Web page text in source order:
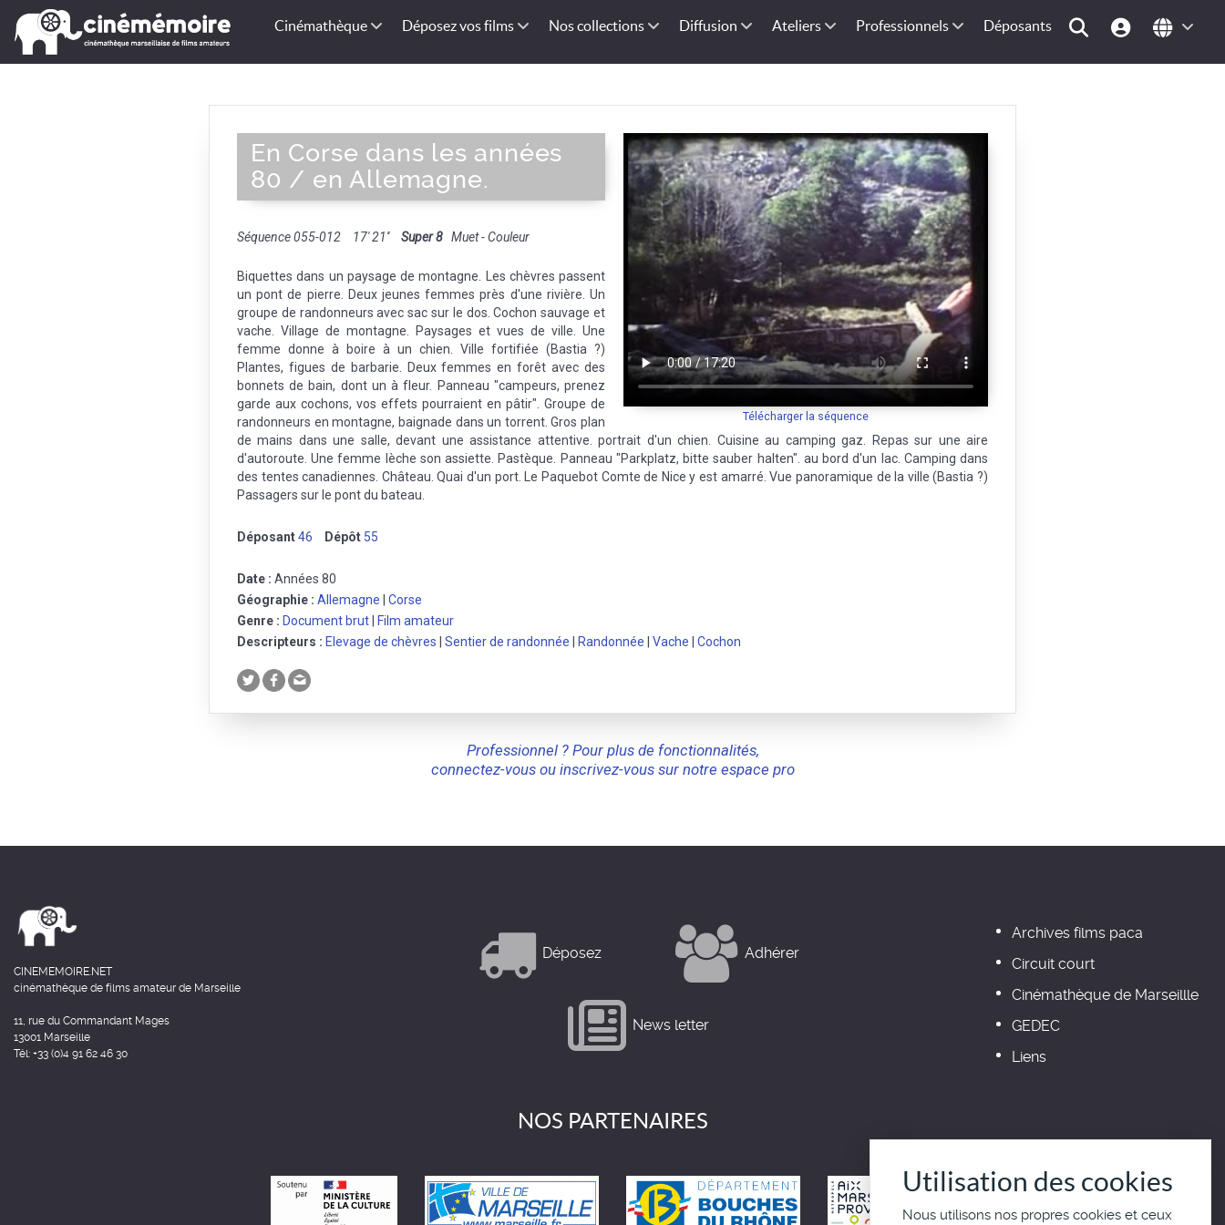
Cinémathèque Déposez vos films Nos collections Diffusion Ateliers Professionnels Déposants
Télécharger la séquence
En Corse dans les années
80 / en Allemagne.
Séquence 055-012 17' 21'' Super 8 Muet - Couleur
Biquettes dans un paysage de montagne. Les chèvres passent
un pont de pierre. Deux jeunes femmes près d'une rivière. Un
groupe de randonneurs avec sac sur le dos. Cochon sauvage et
vache. Village de montagne. Paysages et vues de ville. Une
femme donne à boire à un chien. Ville fortifiée (Bastia ?)
Plantes, figues de barbarie. Deux femmes en forêt avec des
bonnets de bain, dont un à fleur. Panneau "campeurs, prenez
garde aux cochons, vos effets pourraient en pâtir". Groupe de
randonneurs en montagne, baignade dans un torrent. Gros plan
de mains dans une salle, devant une assistance attentive. portrait d'un chien. Cuisine au camping gaz. Repas sur une aire
d'autoroute. Une femme lèche son assiette. Pastèque. Panneau "Parkplatz, bitte sauber halten". au bord d'un lac. Camping dans
des tentes canadiennes. Château. Quai d'un port. Le Paquebot Comte de Nice y est amarré. Vue panoramique de la ville (Bastia ?)
Passagers sur le pont du bateau.
Déposant46 Dépôt 55
Date : Années 80
Géographie : Allemagne
Corse
Genre : Document brut
Film amateur
Descripteurs : Elevage de chèvres Sentier de randonnée Randonnée Vache Cochon
Professionnel ? Pour plus de fonctionnalités,
connectez-vous ou inscrivez-vous sur notre espace pro
CINEMEMOIRE.NET
cinémathèque de films amateur de Marseille
11, rue du Commandant Mages
13001 Marseille
Tél: +33 (0)4 91 62 46 30
Déposez Adhérer
News letter
Archives films paca
Circuit court
Cinémathèque de Marseillle
GEDEC
Liens
NOS PARTENAIRES
Utilisation des cookies
Nous utilisons nos propres cookies et ceux